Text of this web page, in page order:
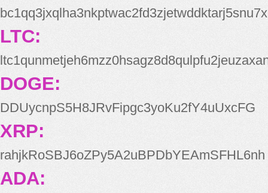
bc1qq3jxqlha3nkptwac2fd3zjetwddktarj5snu7x
LTC:
DOGE:
DDUycnpS5H8JRvFipgc3yoKu2fY4uUxcFG
XRP:
rahjkRoSBJ6oZPy5A2uBPDbYEAmSFHL6nh
ADA: